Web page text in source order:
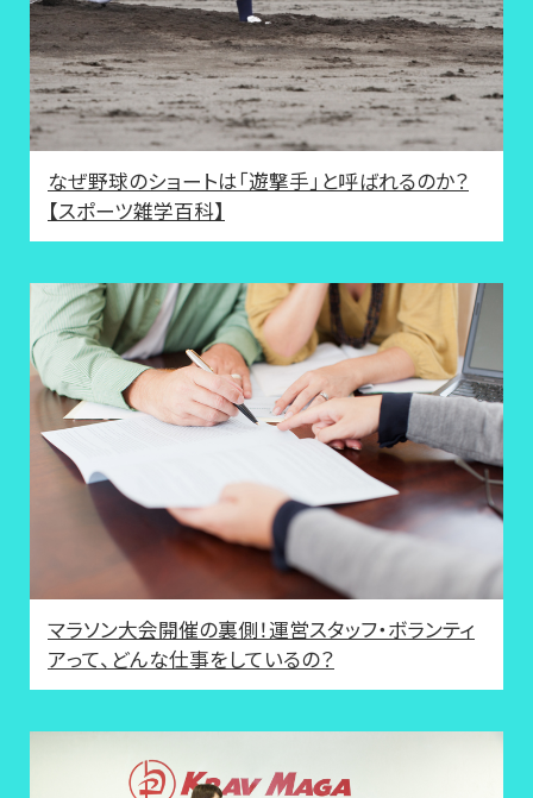
なぜ野球のショートは「遊撃手」と呼ばれるのか？
【スポーツ雑学百科】
マラソン大会開催の裏側！運営スタッフ・ボランティ
アって、どんな仕事をしているの？